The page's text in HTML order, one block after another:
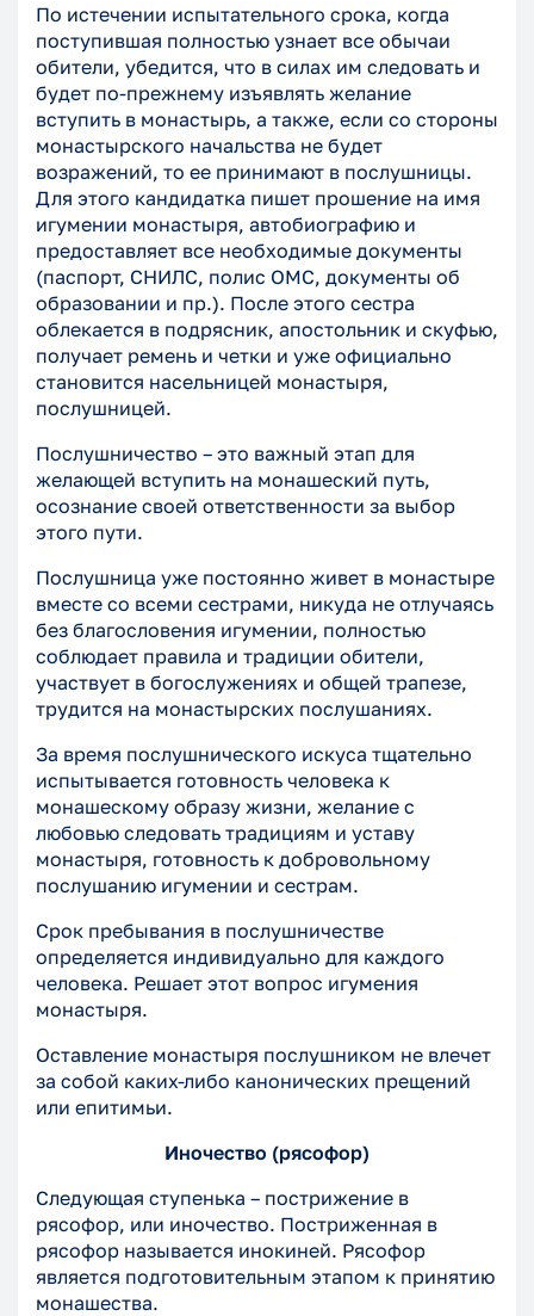
По истечении испытательного срока, когда
поступившая полностью узнает все обычаи
обители, убедится, что в силах им следовать и
будет по-прежнему изъявлять желание
вступить в монастырь, а также, если со стороны
монастырского начальства не будет
возражений, то ее принимают в послушницы.
Для этого кандидатка пишет прошение на имя
игумении монастыря, автобиографию и
предоставляет все необходимые документы
(паспорт, СНИЛС, полис ОМС, документы об
образовании и пр.). После этого сестра
облекается в подрясник, апостольник и скуфью,
получает ремень и четки и уже официально
становится насельницей монастыря,
послушницей.
Послушничество – это важный этап для
желающей вступить на монашеский путь,
осознание своей ответственности за выбор
этого пути.
Послушница уже постоянно живет в монастыре
вместе со всеми сестрами, никуда не отлучаясь
без благословения игумении, полностью
соблюдает правила и традиции обители,
участвует в богослужениях и общей трапезе,
трудится на монастырских послушаниях.
За время послушнического искуса тщательно
испытывается готовность человека к
монашескому образу жизни, желание с
любовью следовать традициям и уставу
монастыря, готовность к добровольному
послушанию игумении и сестрам.
Срок пребывания в послушничестве
определяется индивидуально для каждого
человека. Решает этот вопрос игумения
монастыря.
Оставление монастыря послушником не влечет
за собой каких-либо канонических прещений
или епитимьи.
Иночество (рясофор)
Следующая ступенька – пострижение в
рясофор, или иночество. Постриженная в
рясофор называется инокиней. Рясофор
является подготовительным этапом к принятию
монашества.